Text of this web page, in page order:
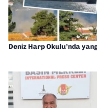
Deniz Harp Okulu’nda